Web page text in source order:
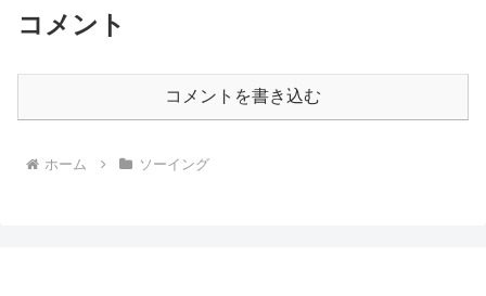
コメント
コメントを書き込む
ホーム ソーイング